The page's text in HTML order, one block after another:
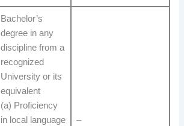
Bachelor’s
degree in any
discipline from a
recognized
University or its
equivalent
(a) Proficiency
in local language
–